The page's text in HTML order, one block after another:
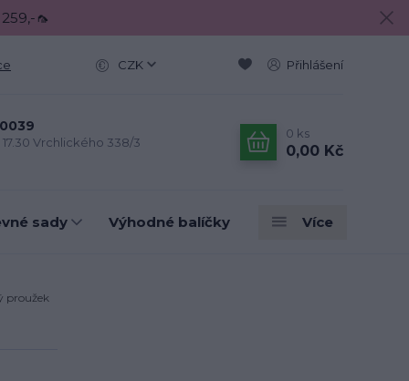
🦟
CZK Přihlášení
17.30 Vrchlického 338/3
0 ks
0,00 Kč
sady Výhodné balíčky Více
proužek